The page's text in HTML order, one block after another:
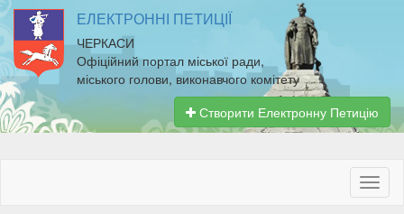
ЕЛЕКТРОННІ ПЕТИЦІЇ
ЧЕРКАСИ
Офіційний портал міської ради,
міського голови, виконавчого комітету
Створити Електронну Петицію